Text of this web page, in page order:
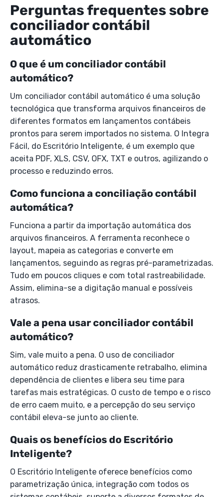
Perguntas frequentes sobre
conciliador contábil
automático
O que é um conciliador contábil
automático?
Um conciliador contábil automático é uma solução
tecnológica que transforma arquivos financeiros de
diferentes formatos em lançamentos contábeis
prontos para serem importados no sistema. O Integra
Fácil, do Escritório Inteligente, é um exemplo que
aceita PDF, XLS, CSV, OFX, TXT e outros, agilizando o
processo e reduzindo erros.
Como funciona a conciliação contábil
automática?
Funciona a partir da importação automática dos
arquivos financeiros. A ferramenta reconhece o
layout, mapeia as categorias e converte em
lançamentos, seguindo as regras pré-parametrizadas.
Tudo em poucos cliques e com total rastreabilidade.
Assim, elimina-se a digitação manual e possíveis
atrasos.
Vale a pena usar conciliador contábil
automático?
Sim, vale muito a pena. O uso de conciliador
automático reduz drasticamente retrabalho, elimina
dependência de clientes e libera seu time para
tarefas mais estratégicas. O custo de tempo e o risco
de erro caem muito, e a percepção do seu serviço
contábil eleva-se junto ao cliente.
Quais os benefícios do Escritório
Inteligente?
O Escritório Inteligente oferece benefícios como
parametrização única, integração com todos os